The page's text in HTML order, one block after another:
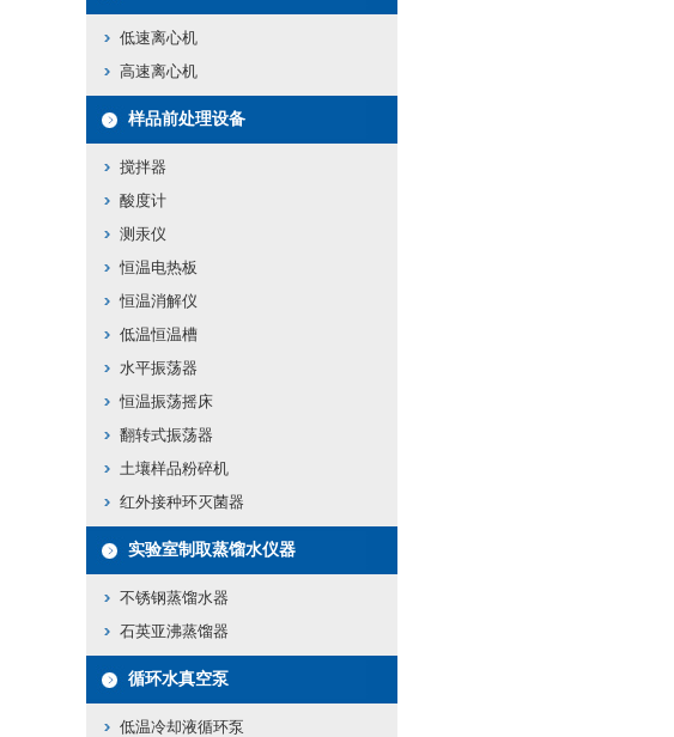
低速离心机
高速离心机
样品前处理设备
搅拌器
酸度计
测汞仪
恒温电热板
恒温消解仪
低温恒温槽
水平振荡器
恒温振荡摇床
翻转式振荡器
土壤样品粉碎机
红外接种环灭菌器
实验室制取蒸馏水仪器
不锈钢蒸馏水器
石英亚沸蒸馏器
循环水真空泵
低温冷却液循环泵